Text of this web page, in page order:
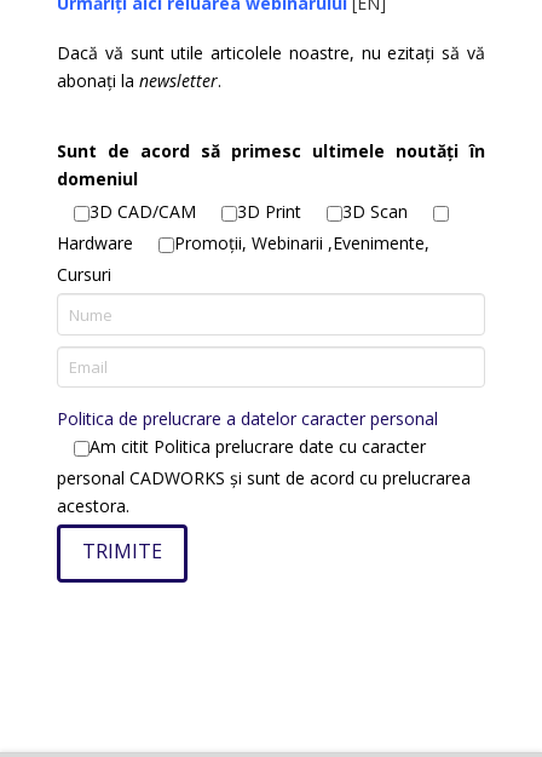
Dacă vă sunt utile articolele noastre, nu ezitați să vă
abonați lanewsletter.
Sunt de acord să primesc ultimele noutăți în
domeniul
3D CAD/CAM
3D Print
3D Scan
Hardware
Promoții, Webinarii ,Evenimente,
Cursuri
Politica de prelucrare a datelor caracter personal
Am citit Politica prelucrare date cu caracter
personal CADWORKS și sunt de acord cu prelucrarea
acestora.